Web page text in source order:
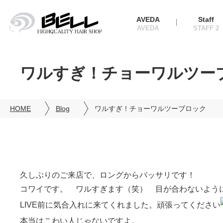
AVEDA Staff
ワルすぎ！チョーワルツー
HOME Blog ワルすぎ！チョーワルツーブロック
久しぶりのご来店で、ロングからバッサリです！
コワイです。 ワルすぎます（笑） 目が合わないよう
LIVE前に気合入れに来てくれました。頑張ってください
本当はこわい人じゃないですよ。